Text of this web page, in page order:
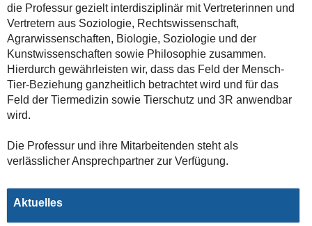
die Professur gezielt interdisziplinär mit Vertreterinnen und
Vertretern aus Soziologie, Rechtswissenschaft,
Agrarwissenschaften, Biologie, Soziologie und der
Kunstwissenschaften sowie Philosophie zusammen.
Hierdurch gewährleisten wir, dass das Feld der Mensch-
Tier-Beziehung ganzheitlich betrachtet wird und für das
Feld der Tiermedizin sowie Tierschutz und 3R anwendbar
wird.
Die Professur und ihre Mitarbeitenden steht als
verlässlicher Ansprechpartner zur Verfügung.
Aktuelles